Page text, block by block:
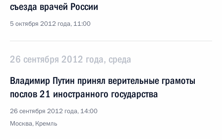
съезда врачей России
5 октября 2012 года, 11:00
26 сентября 2012 года, среда
Владимир Путин принял верительные грамоты
послов 21 иностранного государства
26 сентября 2012 года, 14:00
Москва, Кремль